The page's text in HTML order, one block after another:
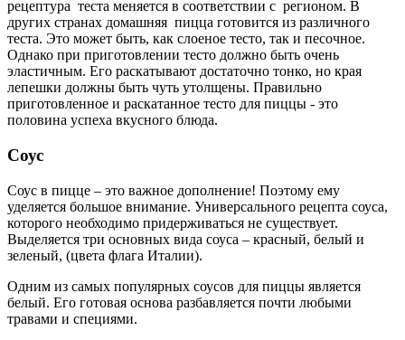
рецептура теста меняется в соответствии с регионом. В
других странах домашняя пицца готовится из различного
теста. Это может быть, как слоеное тесто, так и песочное.
Однако при приготовлении тесто должно быть очень
эластичным. Его раскатывают достаточно тонко, но края
лепешки должны быть чуть утолщены. Правильно
приготовленное и раскатанное тесто для пиццы - это
половина успеха вкусного блюда.
Соус
Соус в пицце – это важное дополнение! Поэтому ему
уделяется большое внимание. Универсального рецепта соуса,
которого необходимо придерживаться не существует.
Выделяется три основных вида соуса – красный, белый и
зеленый, (цвета флага Италии).
Одним из самых популярных соусов для пиццы является
белый. Его готовая основа разбавляется почти любыми
травами и специями.